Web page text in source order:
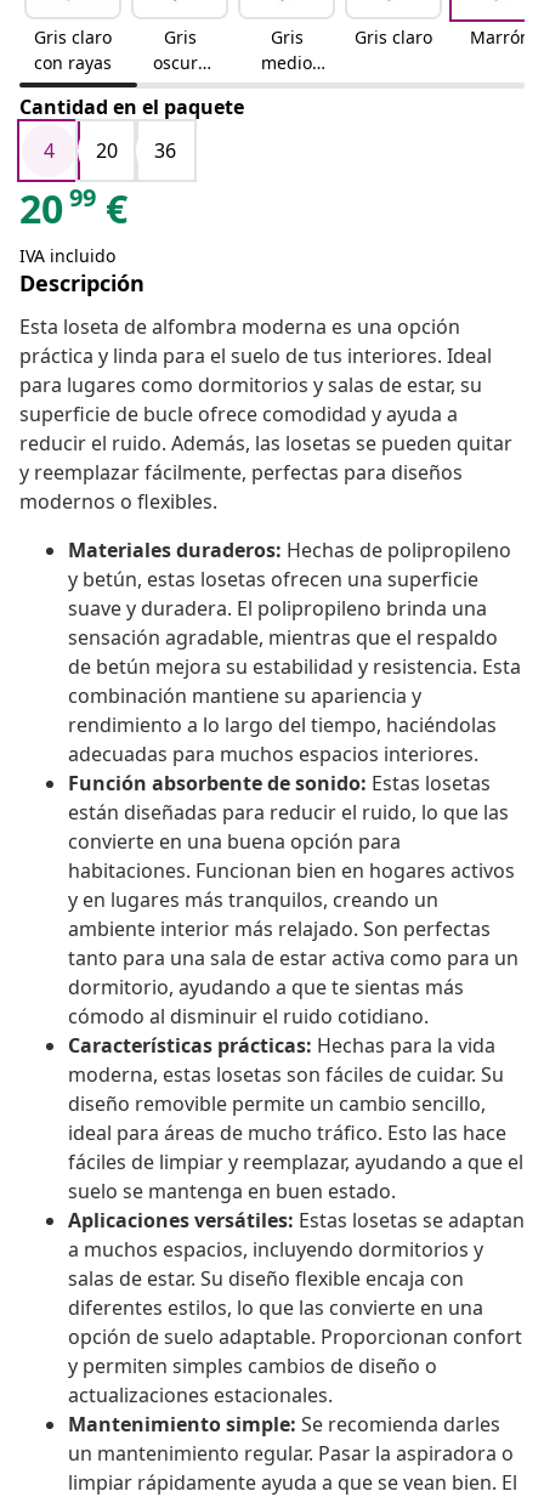
Gris claro
con rayas
Gris
oscuro
con rayas
Gris
medio
con rayas
Gris claro Marrón
Cantidad en el paquete
4
20 36
2099 €
IVA incluido
Descripción
Esta loseta de alfombra moderna es una opción
práctica y linda para el suelo de tus interiores. Ideal
para lugares como dormitorios y salas de estar, su
superficie de bucle ofrece comodidad y ayuda a
reducir el ruido. Además, las losetas se pueden quitar
y reemplazar fácilmente, perfectas para diseños
modernos o flexibles.
Materiales duraderos: Hechas de polipropileno
y betún, estas losetas ofrecen una superficie
suave y duradera. El polipropileno brinda una
sensación agradable, mientras que el respaldo
de betún mejora su estabilidad y resistencia. Esta
combinación mantiene su apariencia y
rendimiento a lo largo del tiempo, haciéndolas
adecuadas para muchos espacios interiores.
Función absorbente de sonido: Estas losetas
están diseñadas para reducir el ruido, lo que las
convierte en una buena opción para
habitaciones. Funcionan bien en hogares activos
y en lugares más tranquilos, creando un
ambiente interior más relajado. Son perfectas
tanto para una sala de estar activa como para un
dormitorio, ayudando a que te sientas más
cómodo al disminuir el ruido cotidiano.
Características prácticas: Hechas para la vida
moderna, estas losetas son fáciles de cuidar. Su
diseño removible permite un cambio sencillo,
ideal para áreas de mucho tráfico. Esto las hace
fáciles de limpiar y reemplazar, ayudando a que el
suelo se mantenga en buen estado.
Aplicaciones versátiles: Estas losetas se adaptan
a muchos espacios, incluyendo dormitorios y
salas de estar. Su diseño flexible encaja con
diferentes estilos, lo que las convierte en una
opción de suelo adaptable. Proporcionan confort
y permiten simples cambios de diseño o
actualizaciones estacionales.
Mantenimiento simple: Se recomienda darles
un mantenimiento regular. Pasar la aspiradora o
limpiar rápidamente ayuda a que se vean bien. El